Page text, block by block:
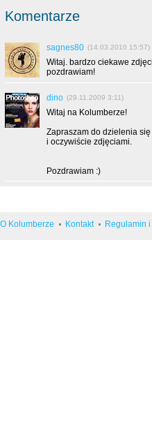
Komentarze
sagnes80 (14.03.2010 15:57)
Witaj. bardzo ciekawe
pozdrawiam!
dino (29.11.2009 3:11)
Witaj na Kolumberze!
Zapraszam do dzielenia
i oczywiście zdjęciami.
Pozdrawiam :)
O Kolumberze Kontakt Regulamin